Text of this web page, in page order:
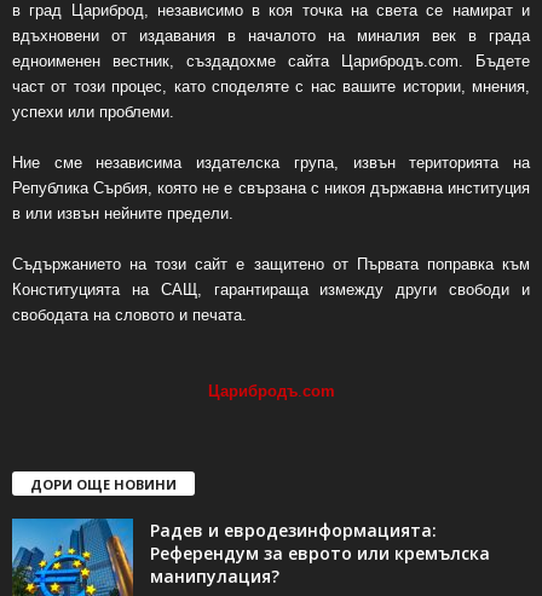
в град Цариброд, независимо в коя точка на света се намират и
вдъхновени от издавания в началото на миналия век в града
едноименен вестник, създадохме сайта Царибродъ.com. Бъдете
част от този процес, като споделяте с нас вашите истории, мнения,
успехи или проблеми.
Ние сме независима издателска група, извън територията на
Република Сърбия, която не е свързана с никоя държавна институция
в или извън нейните предели.
Съдържанието на този сайт е защитено от Първата поправка към
Конституцията на САЩ, гарантираща измежду други свободи и
свободата на словото и печата.
Царибродъ.com
ДОРИ ОЩЕ НОВИНИ
Радев и евродезинформацията:
Референдум за еврото или кремълска
манипулация?